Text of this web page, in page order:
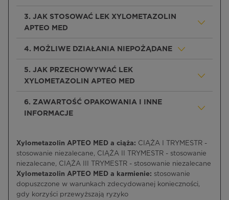
3. JAK STOSOWAĆ LEK XYLOMETAZOLIN
APTEO MED
4. MOŻLIWE DZIAŁANIA NIEPOŻĄDANE
5. JAK PRZECHOWYWAĆ LEK
XYLOMETAZOLIN APTEO MED
6. ZAWARTOŚĆ OPAKOWANIA I INNE
INFORMACJE
Xylometazolin APTEO MED a ciąża: CIĄŻA I TRYMESTR -
stosowanie niezalecane, CIĄŻA II TRYMESTR - stosowanie
niezalecane, CIĄŻA III TRYMESTR - stosowanie niezalecane
Xylometazolin APTEO MED a karmienie: stosowanie
dopuszczone w warunkach zdecydowanej konieczności,
gdy korzyści przewyższają ryzyko